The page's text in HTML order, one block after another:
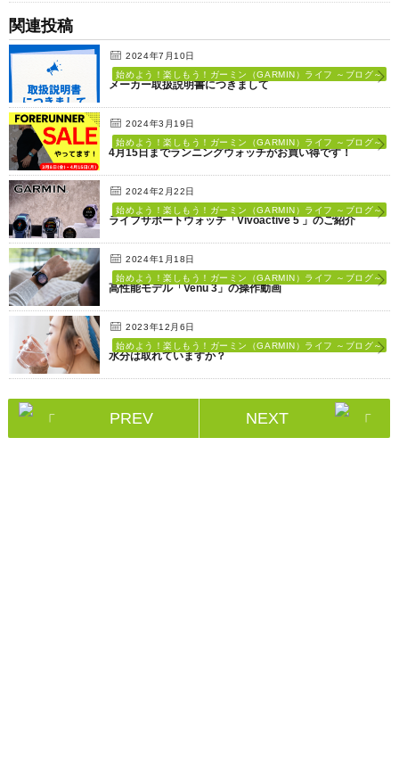
関連投稿
2024年7月10日
始めよう！楽しもう！ガーミン（GARMIN）ライフ ～ブログ～
メーカー取扱説明書につきまして
2024年3月19日
始めよう！楽しもう！ガーミン（GARMIN）ライフ ～ブログ～
4月15日までランニングウォッチがお買い得です！
2024年2月22日
始めよう！楽しもう！ガーミン（GARMIN）ライフ ～ブログ～
ライフサポートウォッチ「Vivoactive 5 」のご紹介
2024年1月18日
始めよう！楽しもう！ガーミン（GARMIN）ライフ ～ブログ～
高性能モデル「Venu 3」の操作動画
2023年12月6日
始めよう！楽しもう！ガーミン（GARMIN）ライフ ～ブログ～
水分は取れていますか？
PREV NEXT